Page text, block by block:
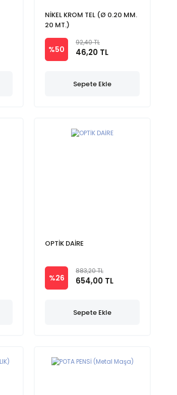
NİKEL KROM TEL (Ø 0.20 MM.
20 MT.)
%50
92,40 TL
46,20 TL
Sepete Ekle
OPTİK DAİRE
%26
883,20 TL
654,00 TL
Sepete Ekle